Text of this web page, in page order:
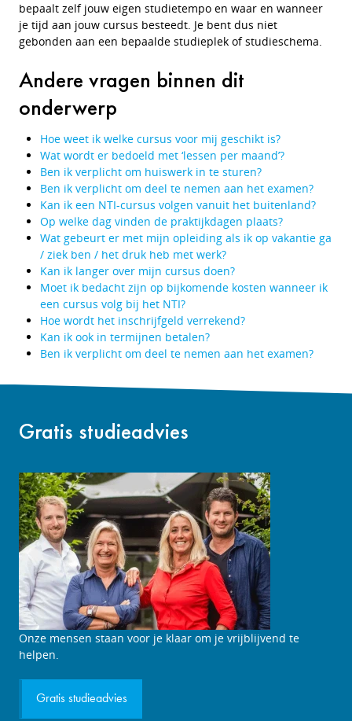
bepaalt zelf jouw eigen studietempo en waar en wanneer
je tijd aan jouw cursus besteedt. Je bent dus niet
gebonden aan een bepaalde studieplek of studieschema.
Andere vragen binnen dit
onderwerp
Hoe weet ik welke cursus voor mij geschikt is?
Wat wordt er bedoeld met ‘lessen per maand’?
Ben ik verplicht om huiswerk in te sturen?
Ben ik verplicht om deel te nemen aan het examen?
Kan ik een NTI-cursus volgen vanuit het buitenland?
Op welke dag vinden de praktijkdagen plaats?
Wat gebeurt er met mijn opleiding als ik op vakantie ga
/ ziek ben / het druk heb met werk?
Kan ik langer over mijn cursus doen?
Moet ik bedacht zijn op bijkomende kosten wanneer ik
een cursus volg bij het NTI?
Hoe wordt het inschrijfgeld verrekend?
Kan ik ook in termijnen betalen?
Ben ik verplicht om deel te nemen aan het examen?
Gratis studieadvies
Studieadviesgesprek
aanvragen
Onze mensen staan voor je klaar om je vrijblijvend te
helpen.
Gratis studieadvies